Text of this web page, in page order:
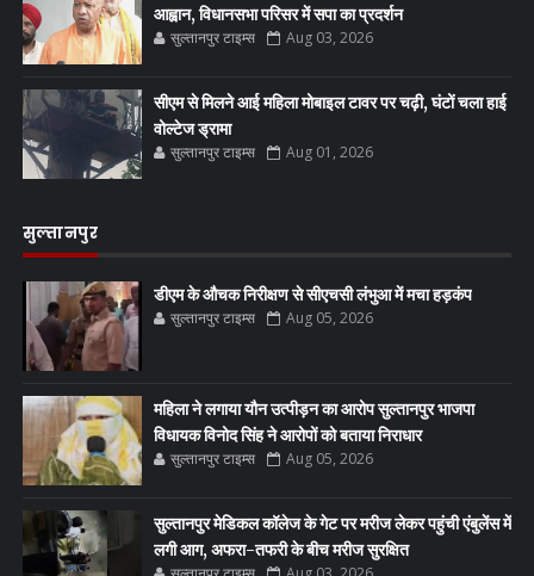
आह्वान, विधानसभा परिसर में सपा का प्रदर्शन
सुल्तानपुर टाइम्स Aug 03, 2026
सीएम से मिलने आई महिला मोबाइल टावर पर चढ़ी, घंटों चला हाई
वोल्टेज ड्रामा
सुल्तानपुर टाइम्स Aug 01, 2026
सुल्तानपुर
डीएम के औचक निरीक्षण से सीएचसी लंभुआ में मचा हड़कंप
सुल्तानपुर टाइम्स Aug 05, 2026
महिला ने लगाया यौन उत्पीड़न का आरोप सुल्तानपुर भाजपा
विधायक विनोद सिंह ने आरोपों को बताया निराधार
सुल्तानपुर टाइम्स Aug 05, 2026
सुल्तानपुर मेडिकल कॉलेज के गेट पर मरीज लेकर पहुंची एंबुलेंस में
लगी आग, अफरा-तफरी के बीच मरीज सुरक्षित